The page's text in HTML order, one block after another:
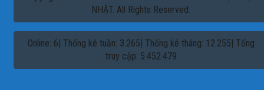
NHẬT. All Rights Reserved.
Online: 6| Thống kê tuần: 3.265| Thống kê tháng: 12.255| Tổng
truy cập: 5.452.479